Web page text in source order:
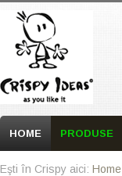
HOME PRODUSE
Eşti în Crispy aici: Home